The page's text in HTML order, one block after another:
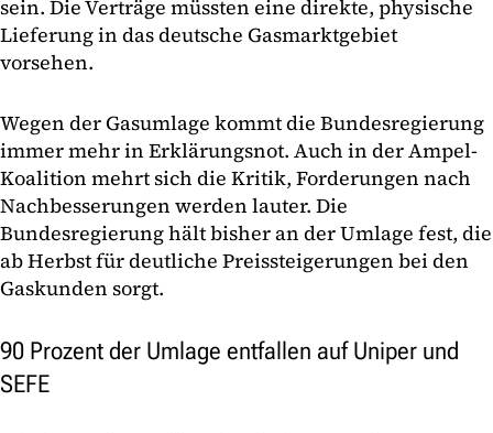
sein. Die Verträge müssten eine direkte, physische
Lieferung in das deutsche Gasmarktgebiet
vorsehen.
Wegen der Gasumlage kommt die Bundesregierung
immer mehr in Erklärungsnot. Auch in der Ampel-
Koalition mehrt sich die Kritik, Forderungen nach
Nachbesserungen werden lauter. Die
Bundesregierung hält bisher an der Umlage fest, die
ab Herbst für deutliche Preissteigerungen bei den
Gaskunden sorgt.
90 Prozent der Umlage entfallen auf Uniper und
SEFE